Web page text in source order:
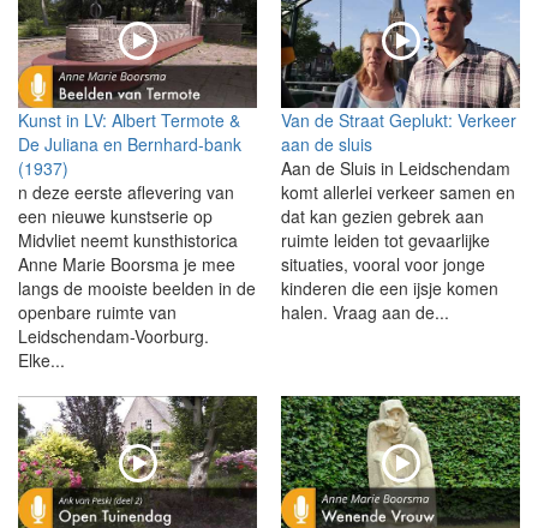
Kunst in LV: Albert Termote &
De Juliana en Bernhard-bank
(1937)
n deze eerste aflevering van
een nieuwe kunstserie op
Midvliet neemt kunsthistorica
Anne Marie Boorsma je mee
langs de mooiste beelden in de
openbare ruimte van
Leidschendam-Voorburg.
Elke...
Van de Straat Geplukt: Verkeer
aan de sluis
Aan de Sluis in Leidschendam
komt allerlei verkeer samen en
dat kan gezien gebrek aan
ruimte leiden tot gevaarlijke
situaties, vooral voor jonge
kinderen die een ijsje komen
halen. Vraag aan de...